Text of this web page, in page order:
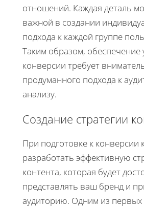
отношений. Каждая деталь
важной в создании
подхода к каждой группе
Таким образом, обеспечение
конверсии требует
продуманного подхода к
анализу.
Создание стратегии
При подготовке к конверсии
разработать эффективную
контента, которая будет
представлять ваш бренд и
аудиторию. Одним из